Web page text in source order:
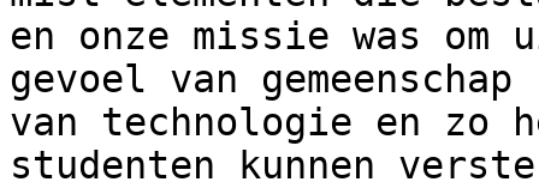
en onze missie was
gevoel van
van technologie en zo
studenten kunnen